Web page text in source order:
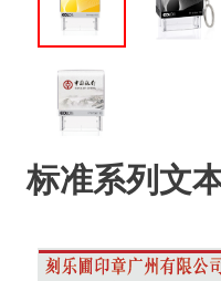
标准系列文